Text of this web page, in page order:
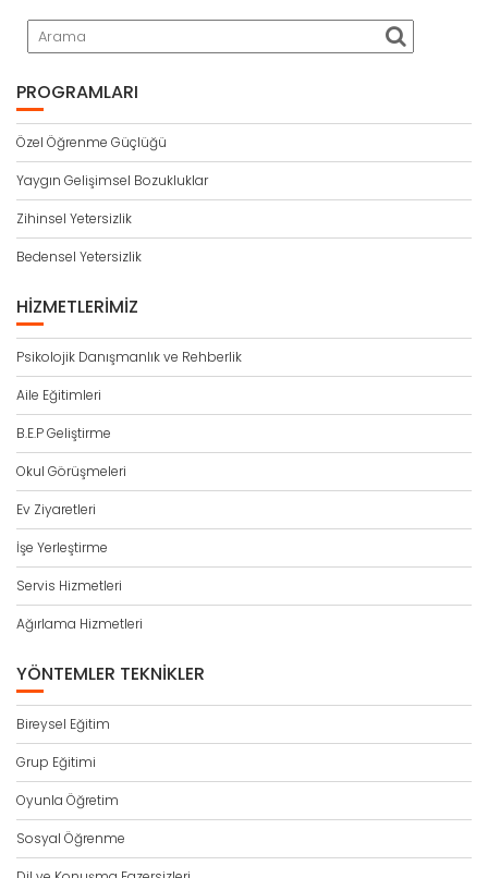
PROGRAMLARI
Özel Öğrenme Güçlüğü
Yaygın Gelişimsel Bozukluklar
Zihinsel Yetersizlik
Bedensel Yetersizlik
HIZMETLERIMIZ
Psikolojik Danışmanlık ve Rehberlik
Aile Eğitimleri
B.E.P Geliştirme
Okul Görüşmeleri
Ev Ziyaretleri
İşe Yerleştirme
Servis Hizmetleri
Ağırlama Hizmetleri
YÖNTEMLER TEKNIKLER
Bireysel Eğitim
Grup Eğitimi
Oyunla Öğretim
Sosyal Öğrenme